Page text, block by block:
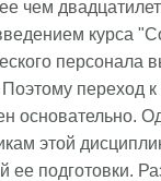
чем
курса
персонала
Поэтому переход
основательно.
этой
ее подготовки.